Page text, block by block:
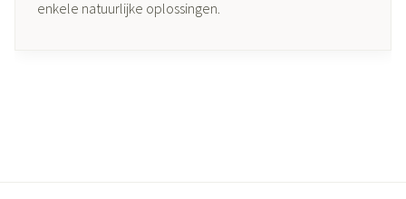
enkele natuurlijke oplossingen.